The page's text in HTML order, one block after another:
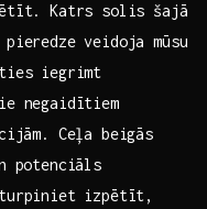
Katrs​ solis šajā
veidoja mūsu
iegrimt
negaidītiem
Ceļa beigās
potenciāls
​turpiniet izpētīt,